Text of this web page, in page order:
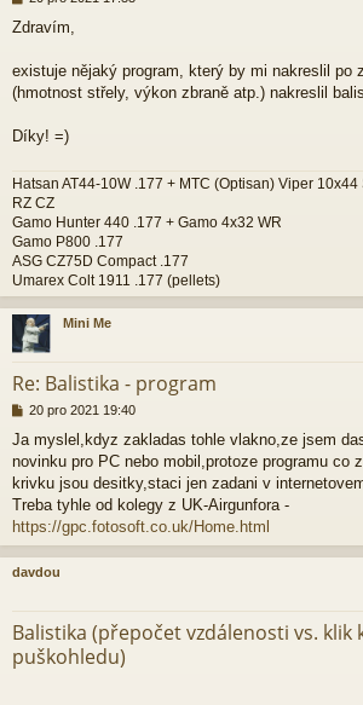
í
p
ě
k
Zdravím,
existuje nějaký program, který by mi nakreslil po
(hmotnost střely, výkon zbraně atp.) nakreslil
Díky! =)
Hatsan AT44-10W .177 + MTC (Optisan) Viper
RZ CZ
Gamo Hunter 440 .177 + Gamo 4x32 WR
Gamo P800 .177
ASG CZ75D Compact .177
Umarex Colt 1911 .177 (pellets)
Mini Me
Re: Balistika - program
P
í
s
p
ě
e
20 pro 2021 19:40
Ja myslel,kdyz zakladas tohle vlakno,ze jsem
novinku pro PC nebo mobil,protoze programu co
krivku jsou desitky,staci jen zadani v
Treba tyhle od kolegy z UK-Airgunfora -
https://gpc.fotosoft.co.uk/Home.html
davdou
Balistika (přepočet vzdálenosti vs. klik
puškohledu)